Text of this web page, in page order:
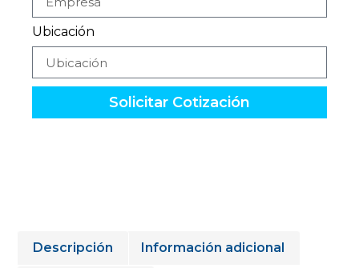
Ubicación
Solicitar Cotización
Descripción Información adicional